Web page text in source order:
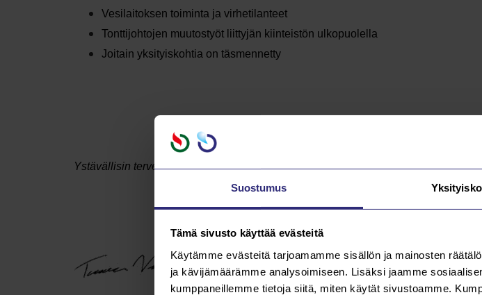
Suostumus
Tämä sivusto käyttää evästeitä
Käytämme evästeitä tarjoamamme sisällön ja mainosten
ja kävijämäärämme analysoimiseen. Lisäksi jaamme
kumppaneillemme tietoja siitä, miten käytät sivustoamme.
Vesilaitoksen toiminta ja virhetilanteet
Tonttijohtojen muutostyöt liittyjän kiinteistön ulkopuolella
Joitain yksityiskohtia on täsmennetty
Ystävällisin terveisin,